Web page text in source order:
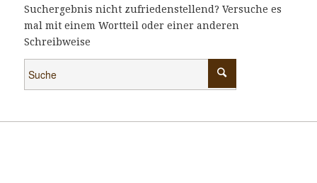
Suchergebnis nicht zufriedenstellend? Versuche es
mal mit einem Wortteil oder einer anderen
Schreibweise